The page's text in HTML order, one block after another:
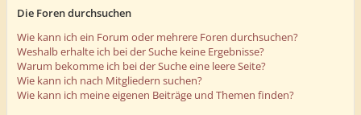
Die Foren durchsuchen
Wie kann ich ein Forum oder mehrere Foren durchsuchen?
Weshalb erhalte ich bei der Suche keine Ergebnisse?
Warum bekomme ich bei der Suche eine leere Seite?
Wie kann ich nach Mitgliedern suchen?
Wie kann ich meine eigenen Beiträge und Themen finden?